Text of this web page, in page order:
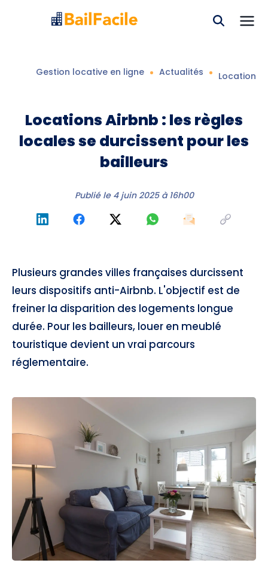
Gestion locative en ligne Actualités Locations
Locations Airbnb : les règles
locales se durcissent pour les
bailleurs
Publié le 4 juin 2025 à 16h00
Plusieurs grandes villes françaises durcissent
leurs dispositifs anti-Airbnb. L'objectif est de
freiner la disparition des logements longue
durée. Pour les bailleurs, louer en meublé
touristique devient un vrai parcours
réglementaire.